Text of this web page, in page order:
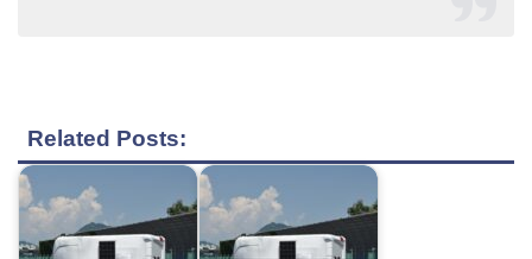
Related Posts: